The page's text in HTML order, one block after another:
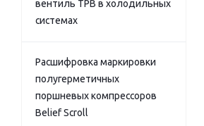
вентиль ТРВ в холодильных
системах
Расшифровка маркировки
полугерметичных
поршневых компрессоров
Belief Scroll